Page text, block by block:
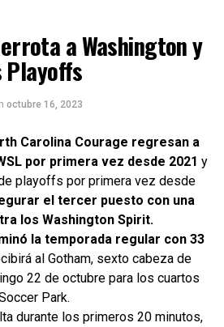
a Washington y
octubre 16, 2023
Carolina Courage regresan a
por primera vez desde 2021 y
playoffs por primera vez desde
el tercer puesto con una
los Washington Spirit.
la temporada regular con 33
al Gotham, sexto cabeza de
22 de octubre para los cuartos
Park.
durante los primeros 20 minutos,